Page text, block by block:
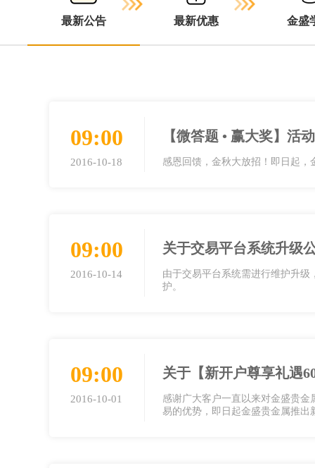
最新公告 最新优惠 金盛
09:00
2016-10-18
【微答题 • 赢大奖】活
感恩回馈，金秋大放招！即日起，
09:00
2016-10-14
关于交易平台系统升级
由于交易平台系统需进行维护升级
护。
09:00
2016-10-01
关于【新开户尊享礼遇
感谢广大客户一直以来对金盛贵
易的优势，即日起金盛贵金属推出